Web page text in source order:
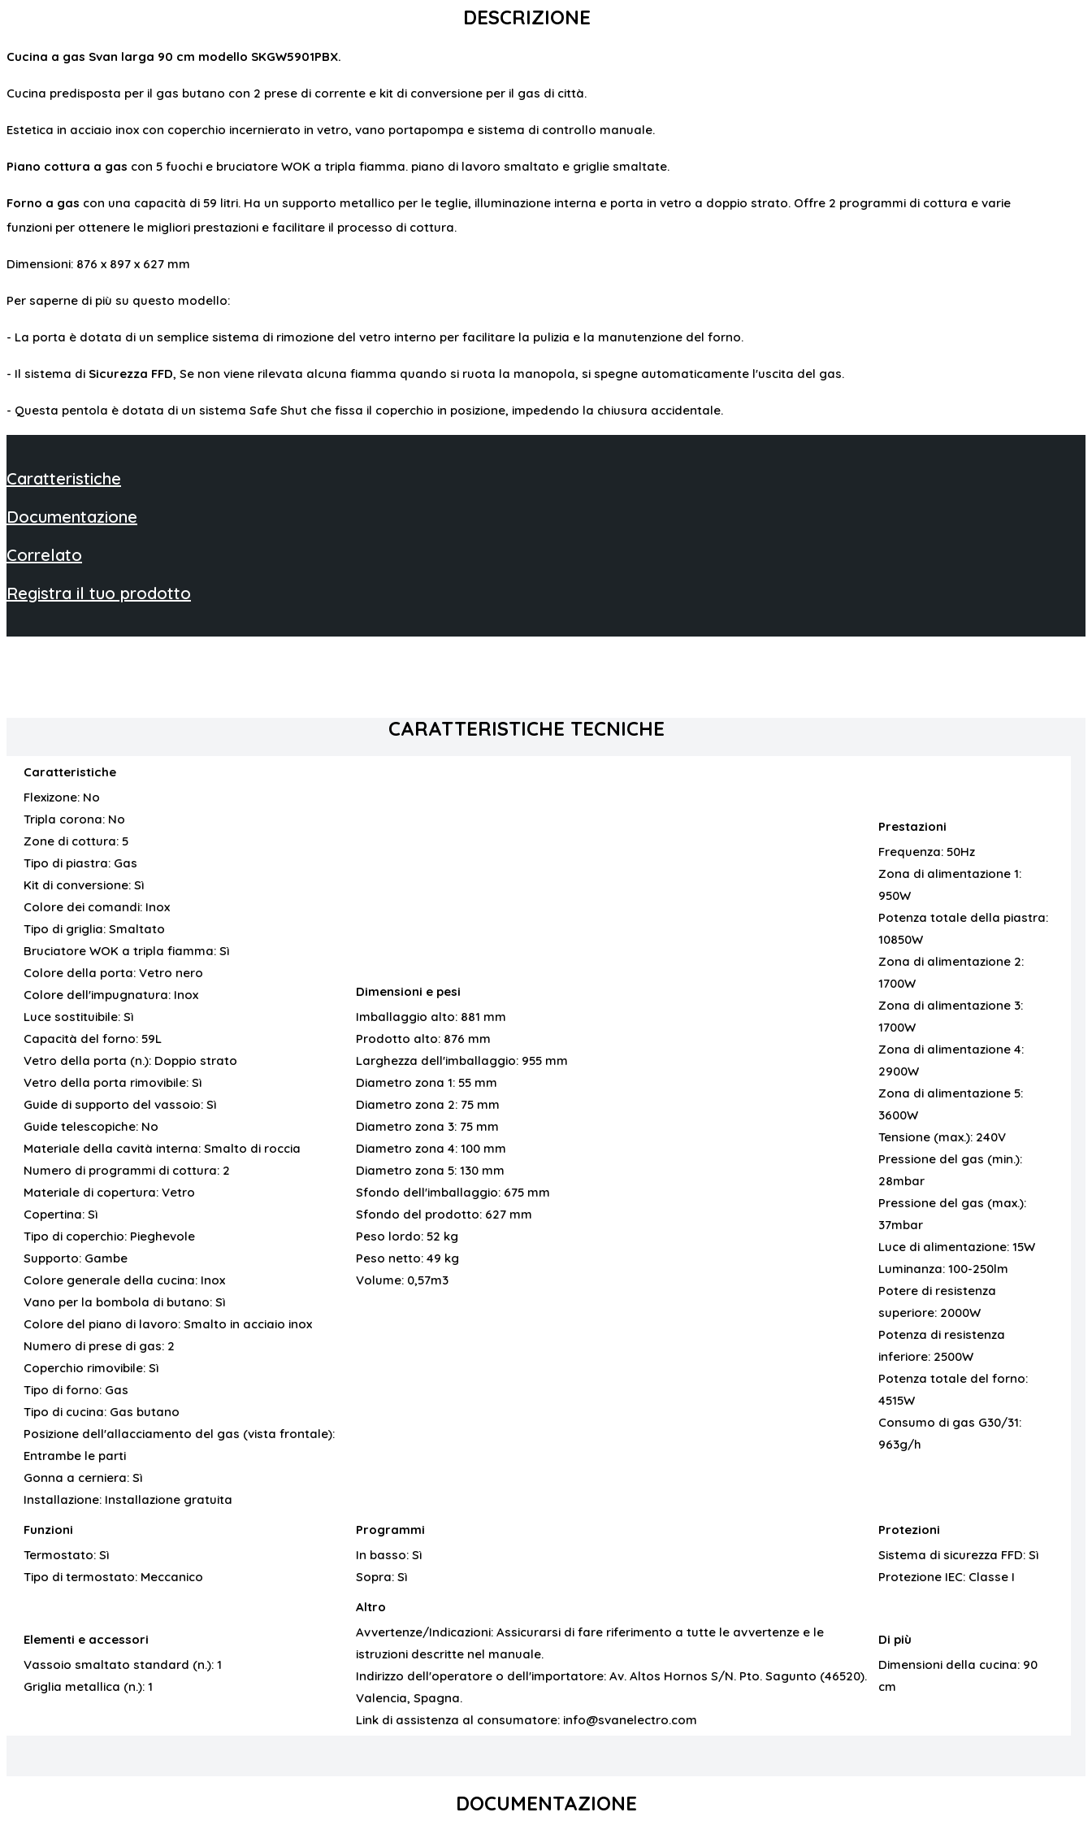
DESCRIZIONE
Cucina a gas Svan larga 90 cm modello SKGW5901PBX.
Cucina predisposta per il gas butano con 2 prese di corrente e kit di conversione per il gas di città.
Estetica in acciaio inox con coperchio incernierato in vetro, vano portapompa e sistema di controllo manuale.
Piano cottura a gas con 5 fuochi e bruciatore WOK a tripla fiamma. piano di lavoro smaltato e griglie smaltate.
Forno a gas con una capacità di 59 litri. Ha un supporto metallico per le teglie, illuminazione interna e porta in vetro a doppio strato. Offre 2 programmi di cottura e varie
funzioni per ottenere le migliori prestazioni e facilitare il processo di cottura.
Dimensioni: 876 x 897 x 627 mm
Per saperne di più su questo modello:
- La porta è dotata di un semplice sistema di rimozione del vetro interno per facilitare la pulizia e la manutenzione del forno.
- Il sistema di Sicurezza FFD, Se non viene rilevata alcuna fiamma quando si ruota la manopola, si spegne automaticamente l'uscita del gas.
- Questa pentola è dotata di un sistema Safe Shut che fissa il coperchio in posizione, impedendo la chiusura accidentale.
Caratteristiche
Documentazione
Correlato
Registra il tuo prodotto
CARATTERISTICHE TECNICHE
Caratteristiche
Flexizone: No
Tripla corona: No
Zone di cottura: 5
Tipo di piastra: Gas
Kit di conversione: Sì
Colore dei comandi: Inox
Tipo di griglia: Smaltato
Bruciatore WOK a tripla fiamma: Sì
Colore della porta: Vetro nero
Colore dell'impugnatura: Inox
Luce sostituibile: Sì
Capacità del forno: 59L
Vetro della porta (n.): Doppio strato
Vetro della porta rimovibile: Sì
Guide di supporto del vassoio: Sì
Guide telescopiche: No
Materiale della cavità interna: Smalto di roccia
Numero di programmi di cottura: 2
Materiale di copertura: Vetro
Copertina: Sì
Tipo di coperchio: Pieghevole
Supporto: Gambe
Colore generale della cucina: Inox
Vano per la bombola di butano: Sì
Colore del piano di lavoro: Smalto in acciaio inox
Numero di prese di gas: 2
Coperchio rimovibile: Sì
Tipo di forno: Gas
Tipo di cucina: Gas butano
Posizione dell'allacciamento del gas (vista frontale):
Entrambe le parti
Gonna a cerniera: Sì
Installazione: Installazione gratuita
Dimensioni e pesi
Imballaggio alto: 881 mm
Prodotto alto: 876 mm
Larghezza dell'imballaggio: 955 mm
Diametro zona 1: 55 mm
Diametro zona 2: 75 mm
Diametro zona 3: 75 mm
Diametro zona 4: 100 mm
Diametro zona 5: 130 mm
Sfondo dell'imballaggio: 675 mm
Sfondo del prodotto: 627 mm
Peso lordo: 52 kg
Peso netto: 49 kg
Volume: 0,57m3
Prestazioni
Frequenza: 50Hz
Zona di alimentazione 1:
950W
Potenza totale della piastra:
10850W
Zona di alimentazione 2:
1700W
Zona di alimentazione 3:
1700W
Zona di alimentazione 4:
2900W
Zona di alimentazione 5:
3600W
Tensione (max.): 240V
Pressione del gas (min.):
28mbar
Pressione del gas (max.):
37mbar
Luce di alimentazione: 15W
Luminanza: 100-250lm
Potere di resistenza
superiore: 2000W
Potenza di resistenza
inferiore: 2500W
Potenza totale del forno:
4515W
Consumo di gas G30/31:
963g/h
Funzioni
Termostato: Sì
Tipo di termostato: Meccanico
Programmi
In basso: Sì
Sopra: Sì
Protezioni
Sistema di sicurezza FFD: Sì
Protezione IEC: Classe I
Elementi e accessori
Vassoio smaltato standard (n.): 1
Griglia metallica (n.): 1
Altro
Avvertenze/Indicazioni: Assicurarsi di fare riferimento a tutte le avvertenze e le
istruzioni descritte nel manuale.
Indirizzo dell'operatore o dell'importatore: Av. Altos Hornos S/N. Pto. Sagunto (46520).
Valencia, Spagna.
Link di assistenza al consumatore: info@svanelectro.com
Di più
Dimensioni della cucina: 90
cm
DOCUMENTAZIONE